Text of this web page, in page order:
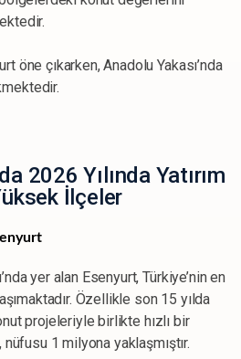
öne çıkarken, Anadolu Yakası’nda
2026 Yılında Yatırım
İlçeler
yer alan Esenyurt, Türkiye’nin en
Özellikle son 15 yılda
projeleriyle birlikte hızlı bir
nüfusu 1 milyona yaklaşmıştır.